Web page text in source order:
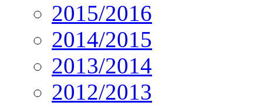
2015/2016
2014/2015
2013/2014
2012/2013